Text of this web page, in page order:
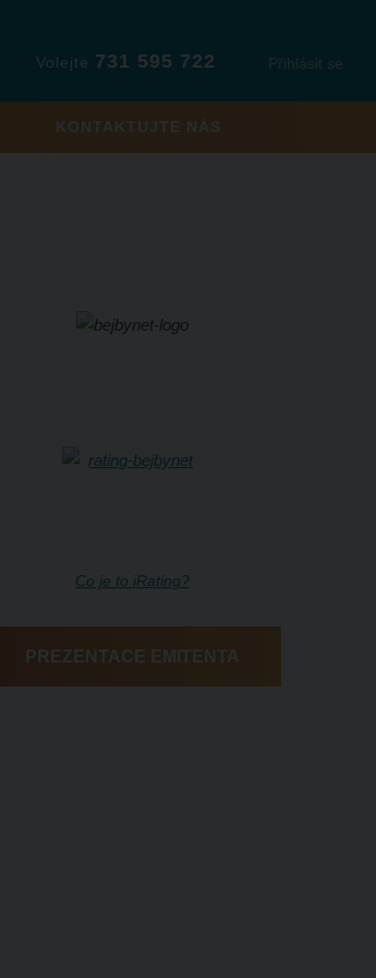
Přihlásit se
Volejte 731 595 722
KONTAKTUJTE NÁS
Co je to iRating?
PREZENTACE EMITENTA